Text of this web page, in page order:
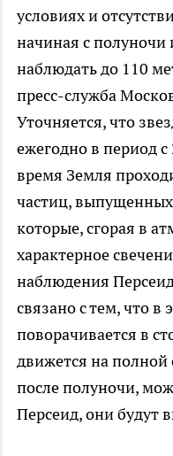
условиях и
начиная с
наблюдать до 110
пресс-служба
Уточняется, что
ежегодно в период с
время Земля
частиц,
которые, сгорая в
характерное
наблюдения
связано с тем, что в
поворачивается в
движется на полной
после полуночи,
Персеид, они будут